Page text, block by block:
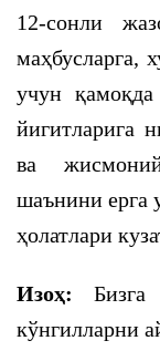
12-сонли
маҳбусларга,
учун
йигитларига
ва
шаънини ерга
ҳолатлари
Изоҳ: Бизга
кўнгилларни